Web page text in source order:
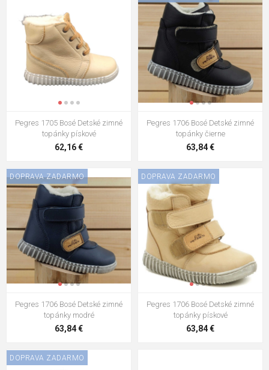
Pegres 1705 Bosé Detské zimné
topánky pískové
62,16 €
Pegres 1706 Bosé Detské zimné
topánky čierne
63,84 €
DOPRAVA ZADARMO
Pegres 1706 Bosé Detské zimné
topánky modré
63,84 €
DOPRAVA ZADARMO
Pegres 1706 Bosé Detské zimné
topánky pískové
63,84 €
DOPRAVA ZADARMO